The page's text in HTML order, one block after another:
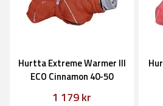
Hurtta Extreme Warmer III
ECO Cinnamon 40-50
1 179 kr